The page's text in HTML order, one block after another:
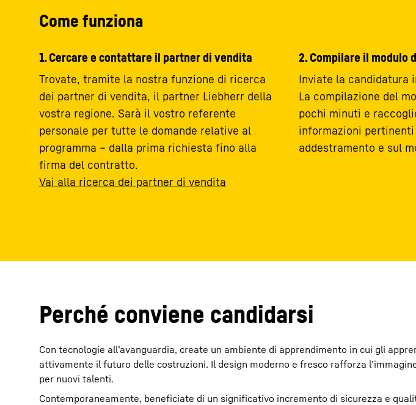
Come funziona
1. Cercare e contattare il partner di vendita
Trovate, tramite la nostra funzione di ricerca
dei partner di vendita, il partner Liebherr della
vostra regione. Sarà il vostro referente
personale per tutte le domande relative al
programma – dalla prima richiesta fino alla
firma del contratto.
Vai alla ricerca dei partner di vendita
2. Compilare il modulo
Inviate la candidatura
La compilazione del
pochi minuti e
informazioni
addestramento e sul
Perché conviene candidarsi
Con tecnologie all’avanguardia, create un ambiente di apprendimento in cui gli
attivamente il futuro delle costruzioni. Il design moderno e fresco rafforza
per nuovi talenti.
Contemporaneamente, beneficiate di un significativo incremento di sicurezza e